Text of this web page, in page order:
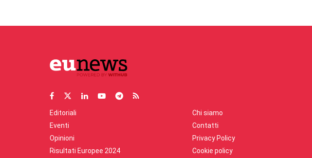
Editoriali
Eventi
Opinioni
Risultati Europee 2024
Chi siamo
Contatti
Privacy Policy
Cookie policy